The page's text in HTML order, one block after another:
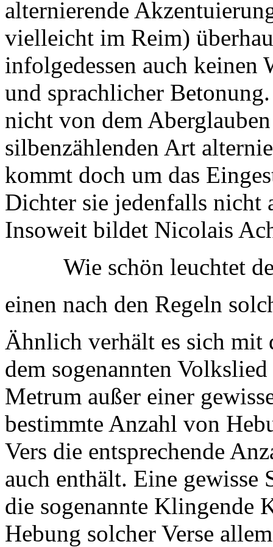
alternierende
vielleicht im Reim)
infolgedessen auch keinen
und sprachlicher
nicht von dem
silbenzählenden Art
kommt doch um das
Dichter sie jedenfalls nicht
Insoweit bildet Nicolais
Wie schön leuchtet
einen nach den Regeln
Ähnlich verhält es sich mit
dem sogenannten
Metrum außer einer
bestimmte Anzahl von
Vers die entsprechende
auch enthält. Eine
die sogenannte Klingende
Hebung solcher Verse